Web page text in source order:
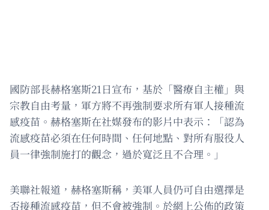
國防部長赫格塞斯21日宣布，基於「醫療自主權」與
宗教自由考量，軍方將不再強制要求所有軍人接種流
感疫苗。赫格塞斯在社媒發布的影片中表示：「認為
流感疫苗必須在任何時間、任何地點、對所有服役人
員一律強制施打的觀念，過於寬泛且不合理。」
美聯社報道，赫格塞斯稱，美軍人員仍可自由選擇是
否接種流感疫苗，但不會被強制。於網上公佈的政策